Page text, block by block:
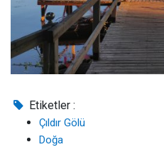
Etiketler :
Çıldır Gölü
Doğa